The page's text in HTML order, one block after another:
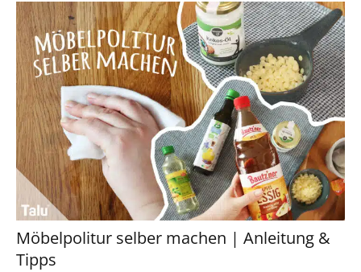
Möbelpolitur selber machen | Anleitung &
Tipps